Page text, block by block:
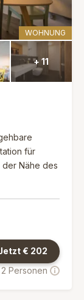
WOHNUNG
+ 11
für
der Nähe des
€ 202
Personen